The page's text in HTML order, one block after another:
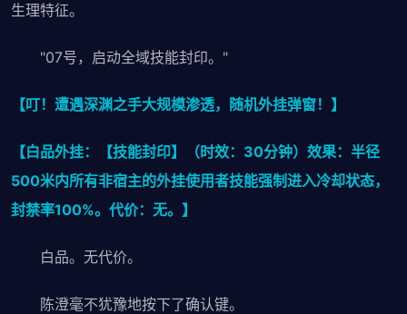
生理特征。
"07号，启动全域技能封印。"
【叮！遭遇深渊之手大规模渗透，随机外挂弹窗！】
【白品外挂：【技能封印】（时效：30分钟）效果：半径
500米内所有非宿主的外挂使用者技能强制进入冷却状态，
封禁率100%。代价：无。】
白品。无代价。
陈澄毫不犹豫地按下了确认键。